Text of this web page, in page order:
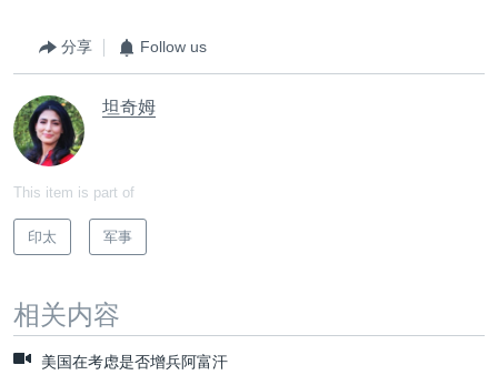
分享 Follow us
坦奇姆
This item is part of
印太 军事
相关内容
美国在考虑是否增兵阿富汗